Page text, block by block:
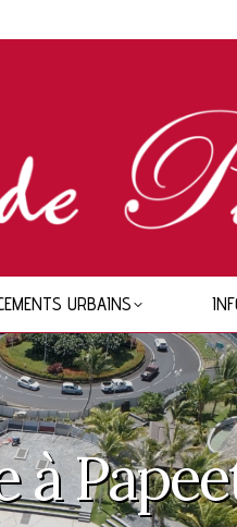
URBAINS
à